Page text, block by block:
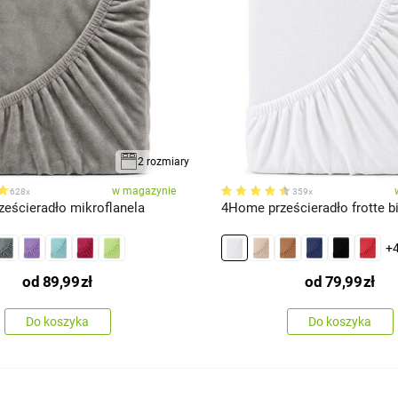
2 rozmiary
628x w magazynie
mikroflanela
od 89,99zł
Do koszyka
359x
4Home prześcieradło frotte
od 79,99zł
Do koszyka